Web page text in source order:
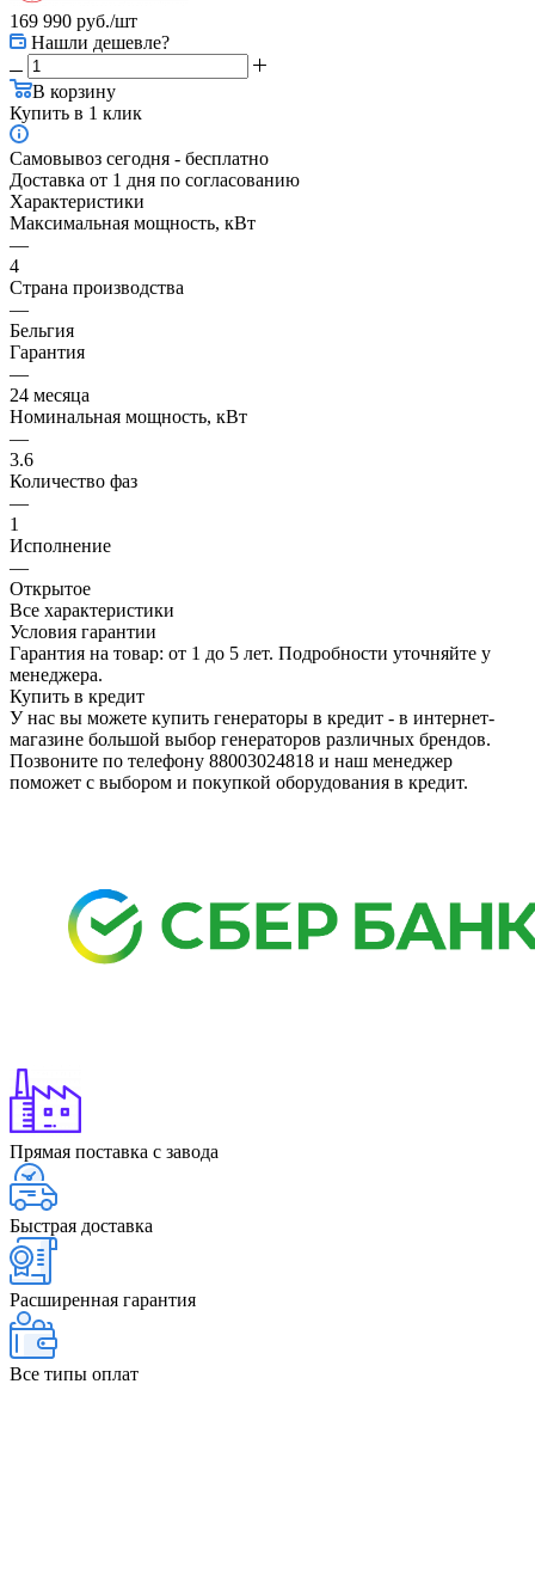
169 990 руб./шт
Нашли дешевле?
В корзину
Купить в 1 клик
Самовывоз сегодня - бесплатно
Доставка от 1 дня по согласованию
Характеристики
Максимальная мощность, кВт
—
4
Страна производства
—
Бельгия
Гарантия
—
24 месяца
Номинальная мощность, кВт
—
3.6
Количество фаз
—
1
Исполнение
—
Открытое
Все характеристики
Условия гарантии
Гарантия на товар: от 1 до 5 лет. Подробности уточняйте у
менеджера.
Купить в кредит
У нас вы можете купить генераторы в кредит - в интернет-
магазине большой выбор генераторов различных брендов.
Позвоните по телефону 88003024818 и наш менеджер
поможет с выбором и покупкой оборудования в кредит.
Прямая поставка с завода
Быстрая доставка
Расширенная гарантия
Все типы оплат